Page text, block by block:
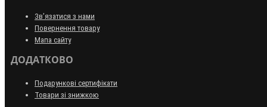
Зв’язатися з нами
Повернення товару
Мапа сайту
ДОДАТКОВО
Подарункові сертифікати
Товари зі знижкою